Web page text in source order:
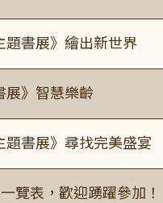
題書展》繪出新世界
展》智慧樂齡
題書展》尋找完美盛宴
覽表，歡迎踴躍參加！